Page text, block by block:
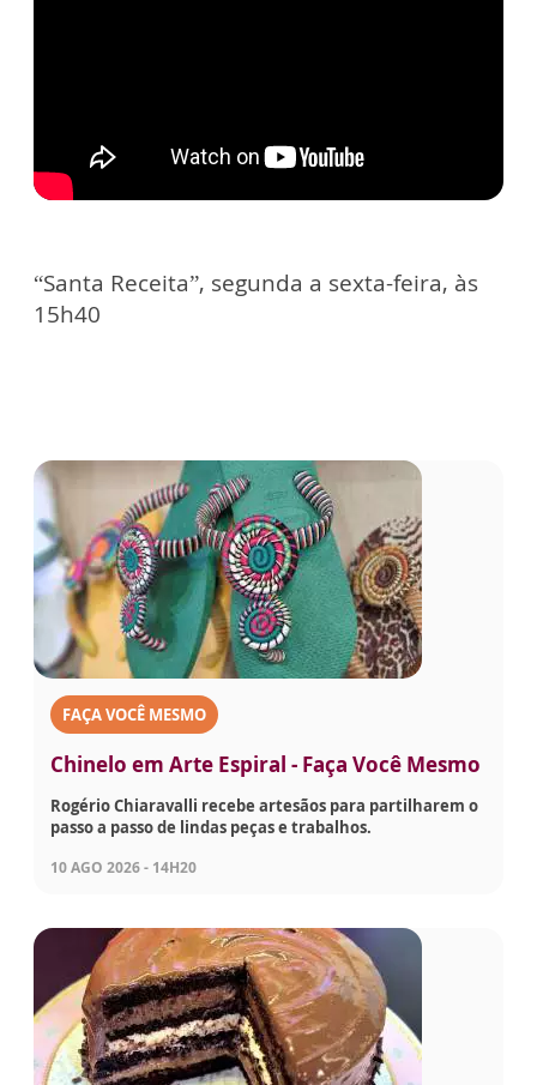
“Santa Receita”, segunda a sexta-feira, às
15h40
FAÇA VOCÊ MESMO
Chinelo em Arte Espiral - Faça Você Mesmo
Rogério Chiaravalli recebe artesãos para partilharem o
passo a passo de lindas peças e trabalhos.
10 AGO 2026 - 14H20